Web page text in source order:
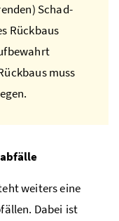
Schad-
Rückbaus
muss
weiters eine
Dabei ist